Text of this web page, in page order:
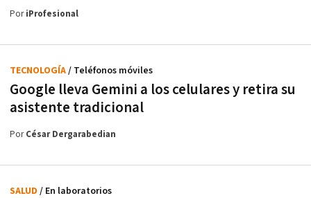
PoriProfesional
Google lleva Gemini a los celulares y retira su
asistente tradicional
TECNOLOGÍA/ Teléfonos móviles
PorCésar Dergarabedian
SALUD / En laboratorios